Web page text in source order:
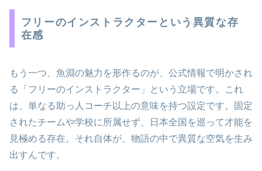
フリーのインストラクターという異質な存
在感
もう一つ、魚淵の魅力を形作るのが、公式情報で明かされ
る「フリーのインストラクター」という立場です。これ
は、単なる助っ人コーチ以上の意味を持つ設定です。固定
されたチームや学校に所属せず、日本全国を巡って才能を
見極める存在。それ自体が、物語の中で異質な空気を生み
出すんです。